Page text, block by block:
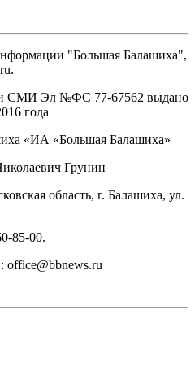
"Большая Балашиха",
СМИ Эл №ФС ‎77-67562 выдано
года
«ИА «Большая Балашиха»
Грунин
область, г. Балашиха, ул.
85-00.
office@bbnews.ru